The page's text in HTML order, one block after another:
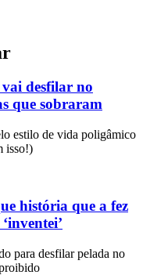
desfilar no
que sobraram
estilo de vida poligâmico
isso!)
história que a fez
para desfilar pelada no